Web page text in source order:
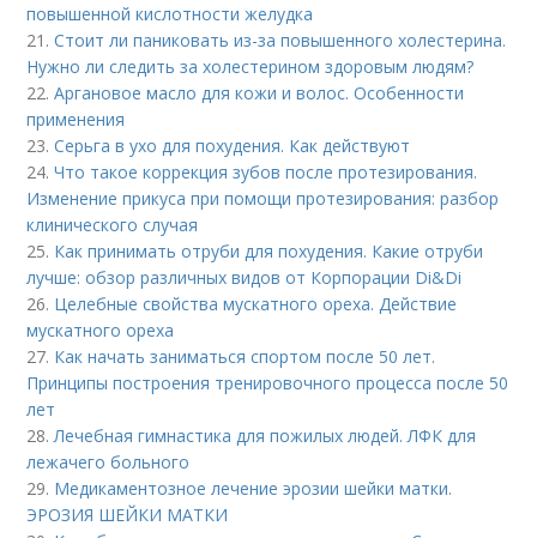
повышенной кислотности желудка
21.Стоит ли паниковать из-за повышенного холестерина.
Нужно ли следить за холестерином здоровым людям?
22.Аргановое масло для кожи и волос. Особенности
применения
23.Серьга в ухо для похудения. Как действуют
24.Что такое коррекция зубов после протезирования.
Изменение прикуса при помощи протезирования: разбор
клинического случая
25. Как принимать отруби для похудения. Какие отруби
лучше: обзор различных видов от Корпорации Di&Di
26. Целебные свойства мускатного ореха. Действие
мускатного ореха
27. Как начать заниматься спортом после 50 лет.
Принципы построения тренировочного процесса после 50
лет
28.Лечебная гимнастика для пожилых людей. ЛФК для
лежачего больного
29. Медикаментозное лечение эрозии шейки матки.
ЭРОЗИЯ ШЕЙКИ МАТКИ